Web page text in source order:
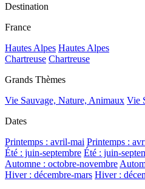
Destination
France
Hautes Alpes Hautes Alpes
Chartreuse Chartreuse
Grands Thèmes
Vie Sauvage, Nature, Animaux Vie
Dates
Printemps : avril-mai Printemps :
Été : juin-septembre Été : juin-
Automne : octobre-novembre
Hiver : décembre-mars Hiver :